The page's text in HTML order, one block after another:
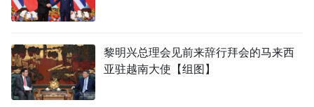
黎明兴总理会见前来辞行拜会的马来西
亚驻越南大使【组图】